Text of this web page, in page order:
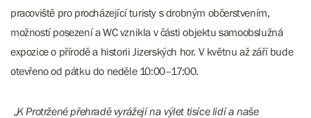
pracoviště pro procházející turisty s drobným občerstvením,
možností posezení a WC vznikla v části objektu samoobslužná
expozice o přírodě a historii Jizerských hor. V květnu až září bude
otevřeno od pátku do neděle 10:00–17:00.
„K Protržené přehradě vyrážejí na výlet tisíce lidí a naše